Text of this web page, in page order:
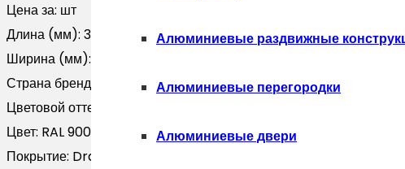
Алюминиевые раздвижные
Алюминиевые перегородки
Алюминиевые двери
Цена за: шт
Длина (мм): 3000
Ширина (мм):
Страна бренда:
Россия
Цветовой оттенок:
Цвет: RAL 9005
Покрытие: Drap TX